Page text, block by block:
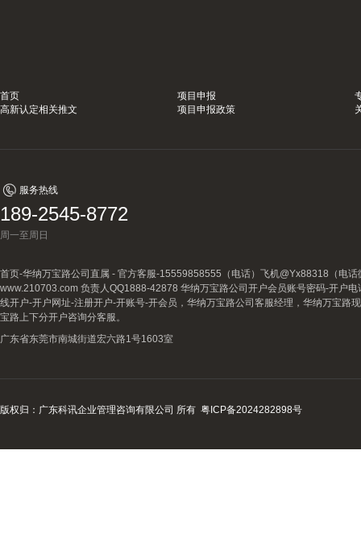
首页 项目申报
高新认定相关推文
项目申报政策
服务热线
189-2545-8772
周一至周日
首页-华纳万宝路公司直属 - 官方客服-15559858555（电话）飞机@Yx88318（电
www.210703.com 负责人QQ1888-42878 华纳万宝路公司开户会员账号密码-开户
线开户-开户网址-注册开户-开账号-开会员，华纳万宝路公司客服经理，华纳万宝路
宝路上下分开户咨询分客服。
广东省东莞市南城街道宏六路1号1603室
版权归：广东科讯企业管理咨询有限公司 所有 粤ICP备2024282898号